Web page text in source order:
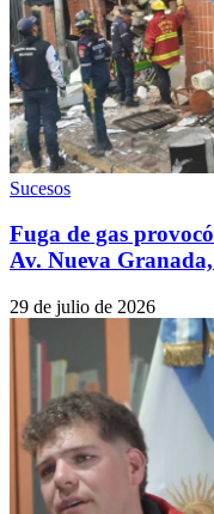
Sucesos
Fuga de gas
Av. Nueva
29 de julio de 2026